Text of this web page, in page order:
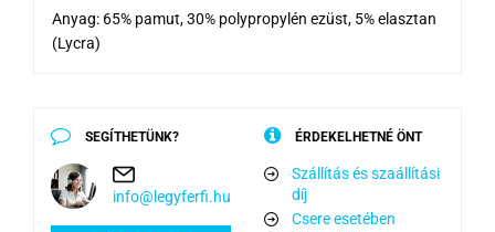
Anyag: 65% pamut, 30% polypropylén ezüst, 5% elasztan
(Lycra)
SEGÍTHETÜNK?
info@legyferfi.hu
ÉRDEKELHETNÉ ÖNT
Szállítás és szaállítási
díj
Csere esetében